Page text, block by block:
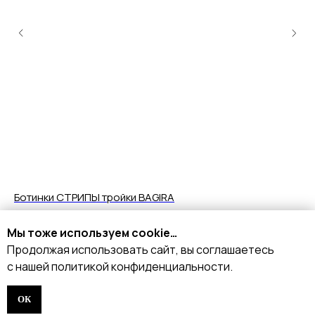
Мы тоже используем cookie…
Продолжая использовать сайт, вы соглашаетесь
с нашей политикой конфиденциальности.
ОК
Ботинки СТРИПЫ тройки BAGIRA
13 590
Подробнее